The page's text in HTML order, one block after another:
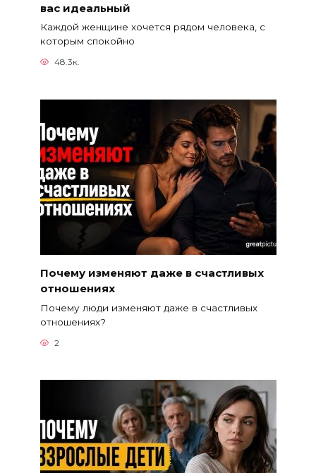
вас идеальный
Каждой женщине хочется рядом человека, с
которым спокойно
48.3к.
Почему изменяют даже в счастливых
отношениях
Почему люди изменяют даже в счастливых
отношениях?
2